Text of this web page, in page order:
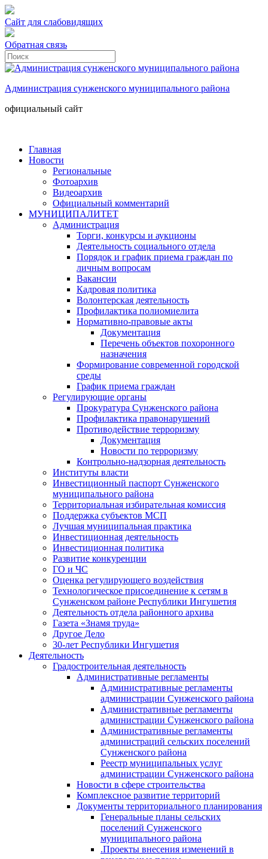
Сайт для слабовидящих
Обратная связь
Администрация сунженского муниципального района
официальный сайт
Главная
Новости
Региональные
Фотоархив
Видеоархив
Официальный комментарий
МУНИЦИПАЛИТЕТ
Администрация
Торги, конкурсы и аукционы
Деятельность социального отдела
Порядок и график приема граждан по
личным вопросам
Вакансии
Кадровая политика
Волонтерская деятельность
Профилактика полиомиелита
Нормативно-правовые акты
Документация
Перечень объектов похоронного
назначения
Формирование современной городской
среды
График приема граждан
Регулирующие органы
Прокуратура Сунженского района
Профилактика правонарушений
Противодействие терроризму
Документация
Новости по терроризму
Контрольно-надзорная деятельность
Институты власти
Инвестиционный паспорт Сунженского
муниципального района
Территориальная избирательная комиссия
Поддержка субъектов МСП
Лучшая муниципальная практика
Инвестиционная деятельность
Инвестиционная политика
Развитие конкуренции
ГО и ЧС
Оценка регулирующего воздействия
Технологическое присоединение к сетям в
Сунженском районе Республики Ингушетия
Деятельность отдела районного архива
Газета «Знамя труда»
Другое Дело
30-лет Республики Ингушетия
Деятельность
Градостроительная деятельность
Административные регламенты
Административные регламенты
администрации Сунженского района
Административные регламенты
администрации Сунженского района
Административные регламенты
администраций сельских поселений
Сунженского района
Реестр муниципальных услуг
администрации Сунженского района
Новости в сфере строительства
Комплексное развитие территорий
Документы территориального планирования
Генеральные планы сельских
поселений Сунженского
муниципального района
.Проекты внесения изменений в